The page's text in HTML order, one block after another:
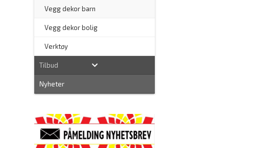
Vegg dekor barn
Vegg dekor bolig
Verktøy
Tilbud
Nyheter